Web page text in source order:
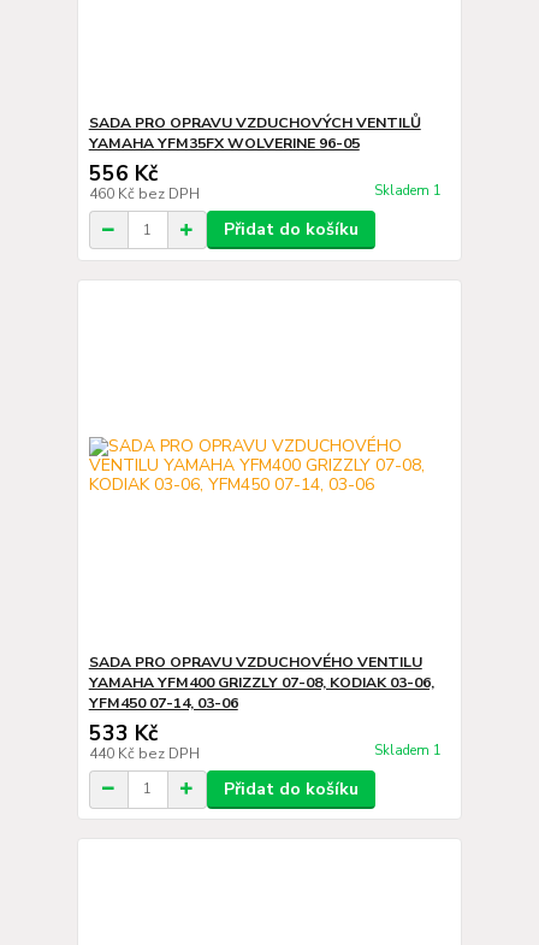
SADA PRO OPRAVU VZDUCHOVÝCH VENTILŮ
YAMAHA YFM35FX WOLVERINE 96-05
556 Kč
460 Kč bez DPH Skladem 1
Přidat do košíku
SADA PRO OPRAVU VZDUCHOVÉHO VENTILU
YAMAHA YFM400 GRIZZLY 07-08, KODIAK 03-06,
YFM450 07-14, 03-06
533 Kč
440 Kč bez DPH Skladem 1
Přidat do košíku